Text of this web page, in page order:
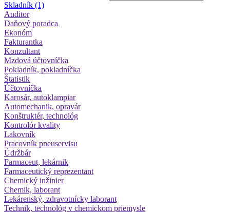
Skladník (1)
Auditor
Daňový poradca
Ekonóm
Fakturantka
Konzultant
Mzdová účtovníčka
Pokladník, pokladníčka
Štatistik
Účtovníčka
Karosár, autoklampiar
Automechanik, opravár
Konštruktér, technológ
Kontrolór kvality
Lakovník
Pracovník pneuservisu
Údržbár
Farmaceut, lekárnik
Farmaceutický reprezentant
Chemický inžinier
Chemik, laborant
Lekárenský, zdravotnícky laborant
Technik, technológ v chemickom priemysle